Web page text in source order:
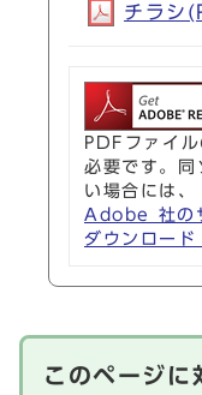
チラシ
PDFファイ
必要です。同
い場合には、
Adobe 社の
ダウンロード
このページに